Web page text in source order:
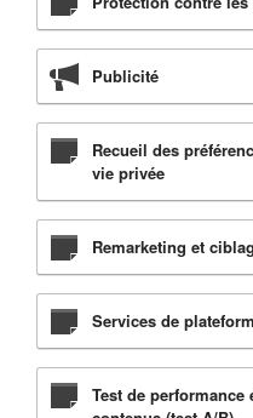
Publicité
Recueil des
vie privée
Remarketing et
Services de
Test de